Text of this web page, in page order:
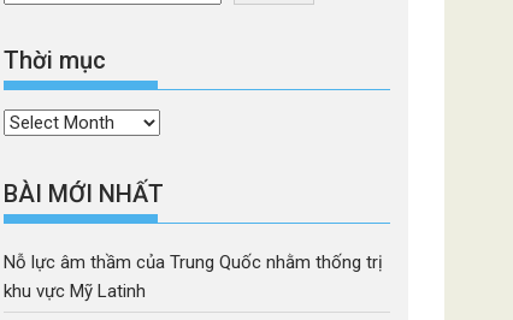
Thời mục
Thời
BÀI MỚI NHẤT
Nỗ lực âm thầm của Trung Quốc nhằm thống trị
khu vực Mỹ Latinh